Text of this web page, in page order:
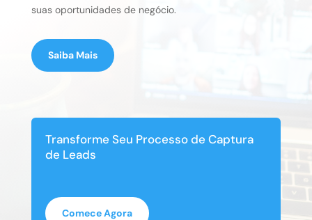
suas oportunidades de negócio.
Saiba Mais
Transforme Seu Processo de Captura
de Leads
Comece Agora